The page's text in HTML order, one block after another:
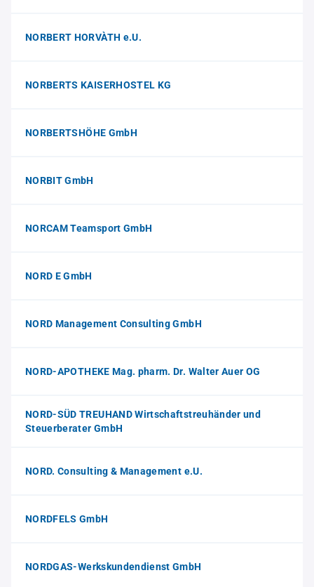
NORBERT HORVÀTH e.U.
NORBERTS KAISERHOSTEL KG
NORBERTSHÖHE GmbH
NORBIT GmbH
NORCAM Teamsport GmbH
NORD E GmbH
NORD Management Consulting GmbH
NORD-APOTHEKE Mag. pharm. Dr. Walter Auer OG
NORD-SÜD TREUHAND Wirtschaftstreuhänder und
Steuerberater GmbH
NORD. Consulting & Management e.U.
NORDFELS GmbH
NORDGAS-Werkskundendienst GmbH